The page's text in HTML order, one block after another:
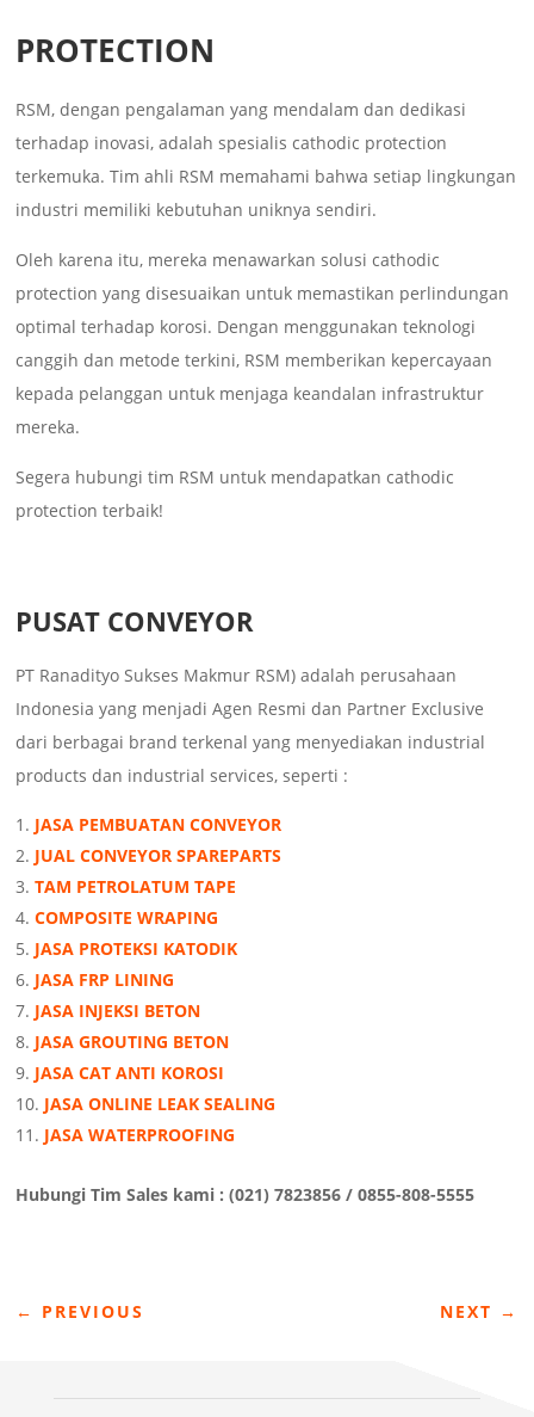
PROTECTION
RSM, dengan pengalaman yang mendalam dan dedikasi
terhadap inovasi, adalah spesialis cathodic protection
terkemuka. Tim ahli RSM memahami bahwa setiap lingkungan
industri memiliki kebutuhan uniknya sendiri.
Oleh karena itu, mereka menawarkan solusi cathodic
protection yang disesuaikan untuk memastikan perlindungan
optimal terhadap korosi. Dengan menggunakan teknologi
canggih dan metode terkini, RSM memberikan kepercayaan
kepada pelanggan untuk menjaga keandalan infrastruktur
mereka.
Segera hubungi tim RSM untuk mendapatkan cathodic
protection terbaik!
PUSAT CONVEYOR
PT Ranadityo Sukses Makmur RSM) adalah perusahaan
Indonesia yang menjadi Agen Resmi dan Partner Exclusive
dari berbagai brand terkenal yang menyediakan industrial
products dan industrial services, seperti :
JASA PEMBUATAN CONVEYOR
JUAL CONVEYOR SPAREPARTS
TAM PETROLATUM TAPE
COMPOSITE WRAPING
JASA PROTEKSI KATODIK
JASA FRP LINING
JASA INJEKSI BETON
JASA GROUTING BETON
JASA CAT ANTI KOROSI
JASA ONLINE LEAK SEALING
JASA WATERPROOFING
Hubungi Tim Sales kami : (021) 7823856 / 0855-808-5555
← PREVIOUS NEXT →